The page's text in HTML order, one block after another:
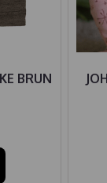
BRUN